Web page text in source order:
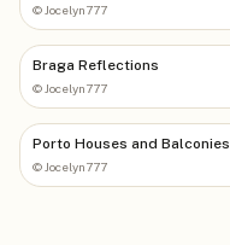
© Jocelyn777
Braga Reflections
© Jocelyn777
Porto Houses and Balconies
© Jocelyn777